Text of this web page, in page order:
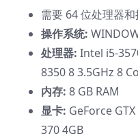
需要 64 位处理器
操作系统:
处理器: Intel i5-
8350 8 3.5GHz 8
内存: 8 GB RAM
显卡: GeForce
370 4GB